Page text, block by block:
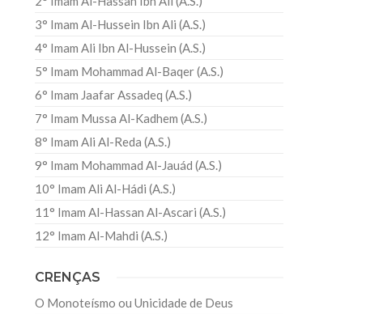
3° Imam Al-Hussein Ibn Ali (A.S.)
4° Imam Ali Ibn Al-Hussein (A.S.)
5° Imam Mohammad Al-Baqer (A.S.)
6° Imam Jaafar Assadeq (A.S.)
7° Imam Mussa Al-Kadhem (A.S.)
8° Imam Ali Al-Reda (A.S.)
9° Imam Mohammad Al-Jauád (A.S.)
10° Imam Ali Al-Hádi (A.S.)
11° Imam Al-Hassan Al-Ascari (A.S.)
12° Imam Al-Mahdi (A.S.)
CRENÇAS
O Monoteísmo ou Unicidade de Deus